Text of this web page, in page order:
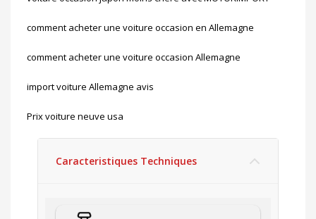
comment acheter une voiture occasion en Allemagne
comment acheter une voiture occasion Allemagne
import voiture Allemagne avis
Prix voiture neuve usa
Caracteristiques Techniques